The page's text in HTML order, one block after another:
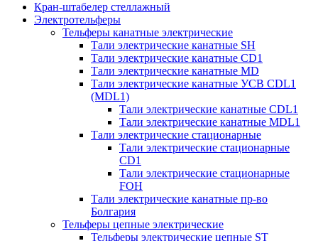
Кран-штабелер стеллажный
Электротельферы
Тельферы канатные электрические
Тали электрические канатные SH
Тали электрические канатные CD1
Тали электрические канатные MD
Тали электрические канатные УСВ CDL1
(MDL1)
Тали электрические канатные CDL1
Тали электрические канатные MDL1
Тали электрические стационарные
Тали электрические стационарные
CD1
Тали электрические стационарные
FOH
Тали электрические канатные пр-во
Болгария
Тельферы цепные электрические
Тельферы электрические цепные ST